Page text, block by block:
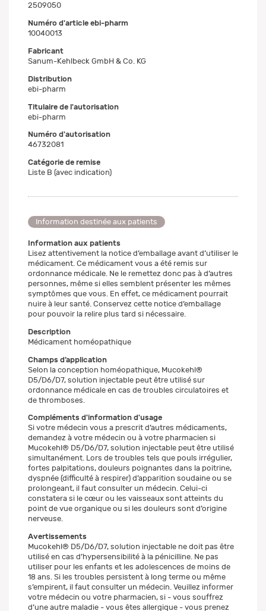
2509050
Numéro d'article ebi-pharm
10040013
Fabricant
Sanum-Kehlbeck GmbH & Co. KG
Distribution
ebi-pharm
Titulaire de l'autorisation
ebi-pharm
Numéro d'autorisation
46732081
Catégorie de remise
Liste B (avec indication)
Information destinée aux patients
Information aux patients
Lisez attentivement la notice d’emballage avant d’utiliser le
médicament. Ce médicament vous a été remis sur
ordonnance médicale. Ne le remettez donc pas à d’autres
personnes, même si elles semblent présenter les mêmes
symptômes que vous. En effet, ce médicament pourrait
nuire à leur santé. Conservez cette notice d’emballage
pour pouvoir la relire plus tard si nécessaire.
Description
Médicament homéopathique
Champs d’application
Selon la conception homéopathique, Mucokehl®
D5/D6/D7, solution injectable peut être utilisé sur
ordonnance médicale en cas de troubles circulatoires et
de thromboses.
Compléments d'information d'usage
Si votre médecin vous a prescrit d’autres médicaments,
demandez à votre médecin ou à votre pharmacien si
Mucokehl® D5/D6/D7, solution injectable peut être utilisé
simultanément. Lors de troubles tels que pouls irrégulier,
fortes palpitations, douleurs poignantes dans la poitrine,
dyspnée (difficulté à respirer) d’apparition soudaine ou se
prolongeant, il faut consulter un médecin. Celui-ci
constatera si le cœur ou les vaisseaux sont atteints du
point de vue organique ou si les douleurs sont d’origine
nerveuse.
Avertissements
Mucokehl® D5/D6/D7, solution injectable ne doit pas être
utilisé en cas d’hypersensibilité à la pénicilline. Ne pas
utiliser pour les enfants et les adolescences de moins de
18 ans. Si les troubles persistent à long terme ou même
s’empirent, il faut consulter un médecin. Veuillez informer
votre médecin ou votre pharmacien, si - vous souffrez
d’une autre maladie - vous êtes allergique - vous prenez